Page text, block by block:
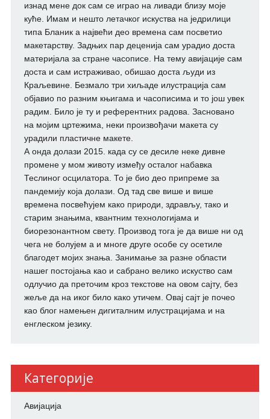
изнад мене док сам се играо на ливади близу моје
куће. Имам и нешто летачког искуства на једрилици
типа Бланик а највећи део времена сам посветио
макетарству. Задњих пар деценија сам урадио доста
материјала за стране часописе. На тему авијације сам
доста и сам истраживао, обишао доста људи из
Краљевине. Безмало три хиљаде илустрација сам
објавио по разним књигама и часописима и то још увек
радим. Било је ту и референтних радова. Засновано
на мојим цртежима, неки произвођачи макета су
урадили пластичне макете.
А онда долази 2015. када су се десиле неке дивне
промене у мом животу између осталог набавка
Теслиног осцилатора. То је био део припреме за
пандемију која долази. Од тад све више и више
времена посвећујем како природи, здрављу, тако и
старим знањима, квантним технологијама и
биорезонантном свету. Производ тога је да више ни од
чега не болујем а и многе друге особе су осетиле
благодет мојих знања. Занимање за разне области
нашег постојања као и сабрано велико искуство сам
одлучио да преточим кроз текстове на овом сајту, без
жеље да на иког било како утичем. Овај сајт је почео
као блог намењен дигиталним илустрацијама и на
енглеском језику.
Категорије
Авијација